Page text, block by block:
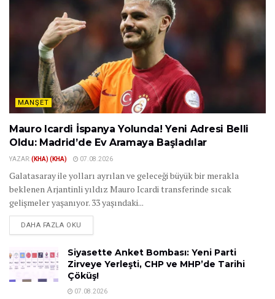
MANŞET
Mauro Icardi İspanya Yolunda! Yeni Adresi Belli
Oldu: Madrid’de Ev Aramaya Başladılar
YAZAR:(KHA) (KHA) 07.08.2026
Galatasaray ile yolları ayrılan ve geleceği büyük bir merakla
beklenen Arjantinli yıldız Mauro Icardi transferinde sıcak
gelişmeler yaşanıyor. 33 yaşındaki...
DAHA FAZLA OKU
Siyasette Anket Bombası: Yeni Parti
Zirveye Yerleşti, CHP ve MHP’de Tarihi
Çöküş!
07.08.2026